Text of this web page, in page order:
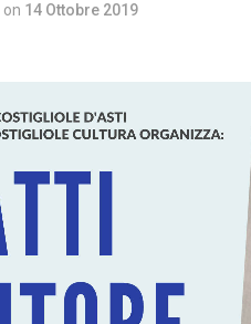
on 14 Ottobre 2019